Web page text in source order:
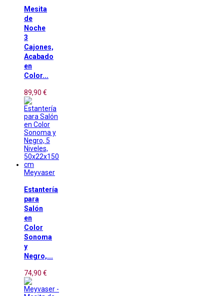
Mesita
de
Noche
3
Cajones,
Acabado
en
Color...
89,90 €
Meyvaser
Estantería
para
Salón
en
Color
Sonoma
y
Negro,...
74,90 €